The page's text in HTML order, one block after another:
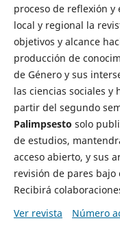
proceso de reflexión
local y regional la
objetivos y alcance
producción de
de Género y sus
las ciencias sociales y
partir del segundo
Palimpsesto solo
de estudios,
acceso abierto, y sus
revisión de pares bajo
Recibirá
Ver revista
Número